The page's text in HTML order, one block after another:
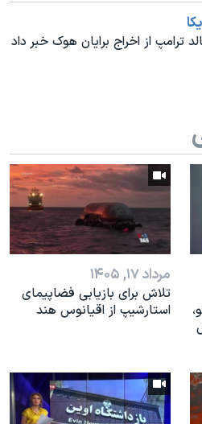
صلح
«سی‌پک»
ترامپ از اخراج برایان هوک خبر داد
مرداد ۱۷, ۱۴۰۵
تلاش برای بازیابی فضاپیمای
استارشیپ از اقیانوس هند